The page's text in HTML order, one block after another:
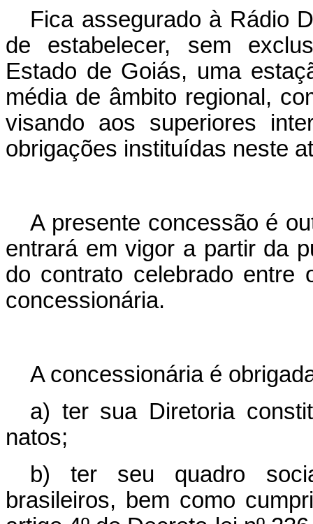
Fica assegurado à Rádio
de estabelecer, sem
Estado de Goiás, uma
média de âmbito regional,
visando aos superiores
obrigações instituídas neste
A presente concessão é
entrará em vigor a partir da
do contrato celebrado entre
concessionária.
A concessionária é
a) ter sua Diretoria
natos;
b) ter seu quadro
brasileiros, bem como